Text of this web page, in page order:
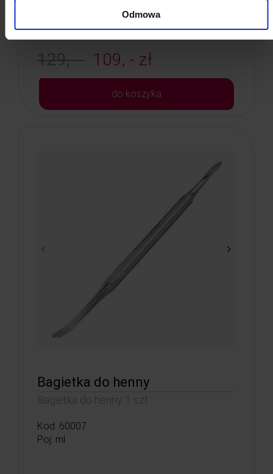
Odmowa
129, - 109, - zł
do koszyka
Bagietka do henny
Bagietka do henny 1 szt.
Kod: 60007
Poj: ml